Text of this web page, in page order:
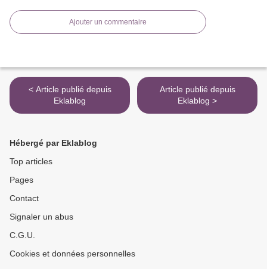
Ajouter un commentaire
< Article publié depuis
Eklablog
Article publié depuis
Eklablog >
Hébergé par Eklablog
Top articles
Pages
Contact
Signaler un abus
C.G.U.
Cookies et données personnelles